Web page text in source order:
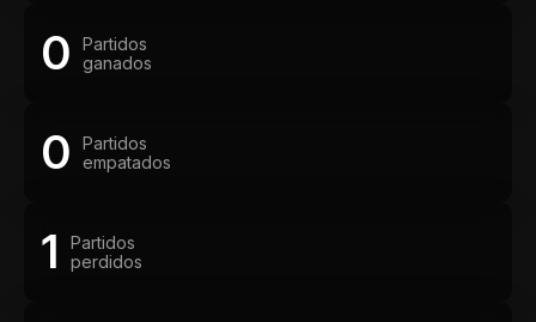
0
Partidos
ganados
0
Partidos
empatados
1
Partidos
perdidos